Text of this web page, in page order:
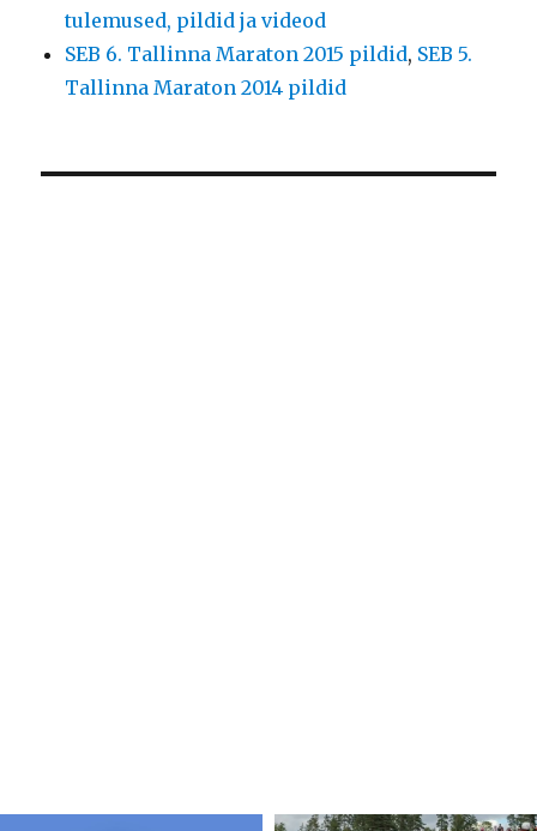
tulemused, pildid ja videod
SEB 6. Tallinna Maraton 2015 pildid, SEB 5.
Tallinna Maraton 2014 pildid